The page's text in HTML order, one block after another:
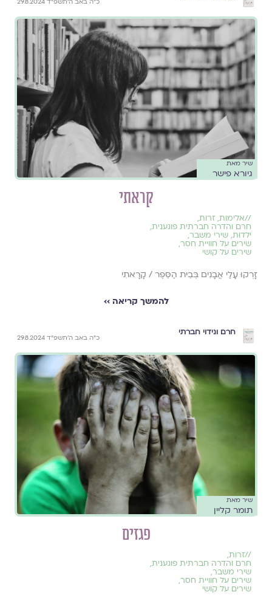
כ״ה באב ה׳תשפ״ד 29.8.2024
שיר מאת
גיורא פישר
קראתי
//אלימות, זרות,
חרם והדרה חברתית פוגענית,
ילדוּת, שירי משבר,
שירים על חוויית חסר,
שירים על קושי
זָרְקוּ עָלַי אֲבָנִים בְּבֵית הַסֵּפֶר / קָרָאתִי
להמשך קריאה ››
חרם ונידוי חברתי
כ״ה באב ה׳תשפ״ד 29.8.2024
שיר מאת
תומר קליין
פגזים
//זרות,
חרם והדרה חברתית פוגענית,
שירי משבר,
שירים על חוויית חסר,
שירים על קושי